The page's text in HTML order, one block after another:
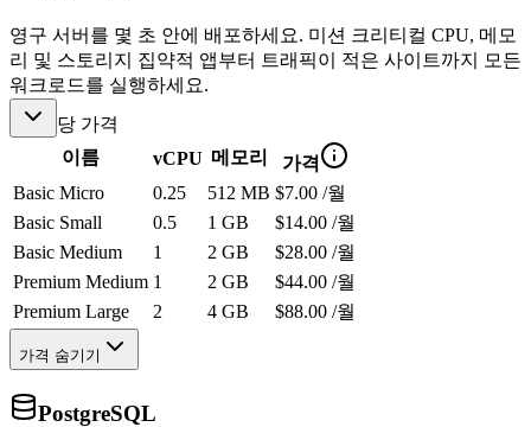
영구 서버를 몇 초 안에 배포하세요. 미션 크리티컬 CPU, 메모
리 및 스토리지 집약적 앱부터 트래픽이 적은 사이트까지 모든
워크로드를 실행하세요.
당 가격
이름
vCPU 메모리
가격
Basic Micro
0.25 512 MB $7.00 /월
Basic Small
0.5 1 GB
$14.00 /월
Basic Medium
1 2 GB
$28.00 /월
Premium Medium 1 2 GB
$44.00 /월
Premium Large
2 4 GB $88.00 /월
가격 숨기기
PostgreSQL